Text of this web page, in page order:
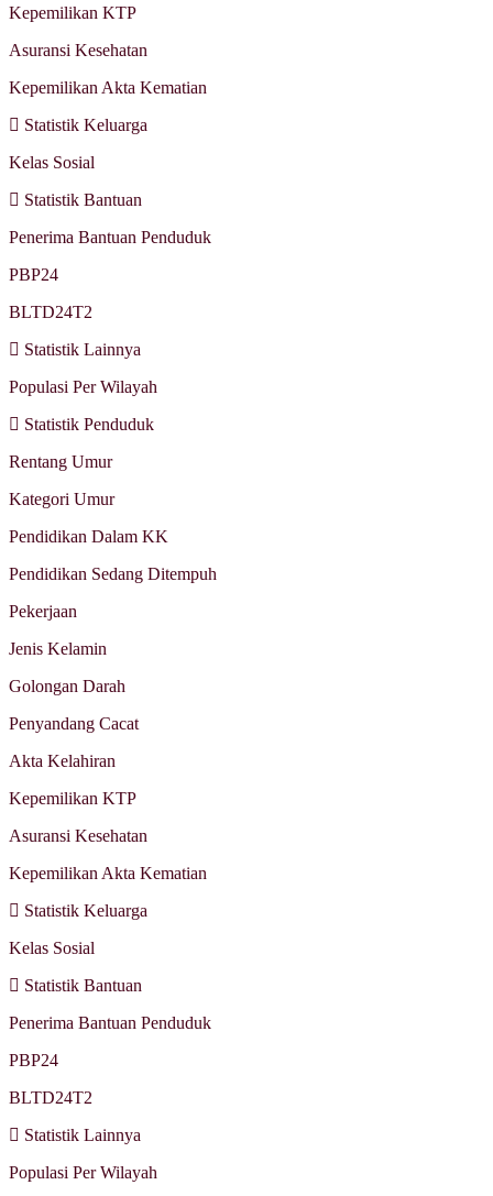
Kepemilikan KTP
Asuransi Kesehatan
Kepemilikan Akta Kematian
Statistik Keluarga
Kelas Sosial
Statistik Bantuan
Penerima Bantuan Penduduk
PBP24
BLTD24T2
Statistik Lainnya
Populasi Per Wilayah
Statistik Penduduk
Rentang Umur
Kategori Umur
Pendidikan Dalam KK
Pendidikan Sedang Ditempuh
Pekerjaan
Jenis Kelamin
Golongan Darah
Penyandang Cacat
Akta Kelahiran
Kepemilikan KTP
Asuransi Kesehatan
Kepemilikan Akta Kematian
Statistik Keluarga
Kelas Sosial
Statistik Bantuan
Penerima Bantuan Penduduk
PBP24
BLTD24T2
Statistik Lainnya
Populasi Per Wilayah